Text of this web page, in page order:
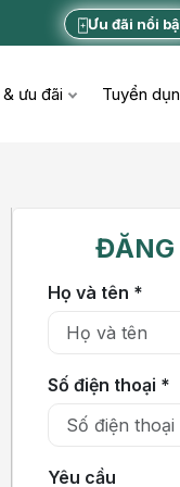
Ưu đãi nổi
ưu đãi Tuyển
ĐĂNG
Họ và tên *
Số điện thoại *
Yêu cầu